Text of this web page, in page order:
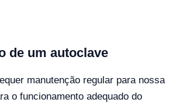
de um autoclave
manutenção regular para nossa
o funcionamento adequado do